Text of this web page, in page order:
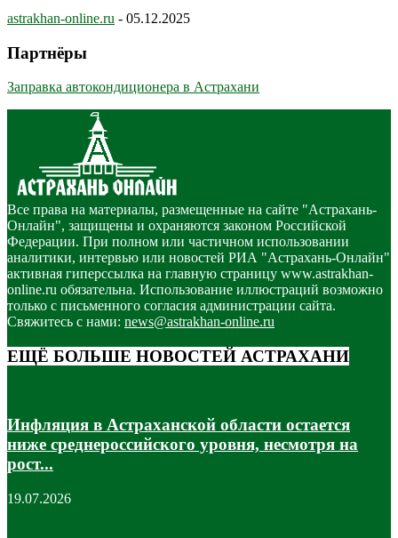
astrakhan-online.ru - 05.12.2025
Партнёры
Заправка автокондиционера в Астрахани
Все права на материалы, размещенные на сайте "Астрахань-
Онлайн", защищены и охраняются законом Российской
Федерации. При полном или частичном использовании
аналитики, интервью или новостей РИА "Астрахань-Онлайн"
активная гиперссылка на главную страницу www.astrakhan-
online.ru обязательна. Использование иллюстраций возможно
только с письменного согласия администрации сайта.
Свяжитесь с нами: news@astrakhan-online.ru
ЕЩЁ БОЛЬШЕ НОВОСТЕЙ АСТРАХАНИ
Инфляция в Астраханской области остается
ниже среднероссийского уровня, несмотря на
рост...
19.07.2026